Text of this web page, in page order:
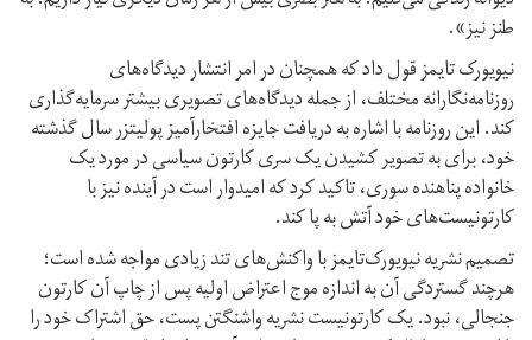
طنز نیز».
نیویورک تایمز قول داد که همچنان در امر انتشار دیدگاه‌های
روزنامه‌نگارانه مختلف، از جمله دیدگاه‌های تصویری بیشتر سرمایه‌گذاری
کند. این روزنامه با اشاره به دریافت جایزه افتخار‌آمیز پولیتزر سال گذشته
خود، برای به تصویر کشیدن یک سری کارتون سیاسی در مورد یک
خانواده پناهنده سوری، تاکید کرد که امیدوار است در آینده نیز با
کارتونیست‌های خود آتش به پا کند.
تصمیم نشریه نیویورک‌تایمز با واکنش‌های تند زیادی مواجه شده است؛
هرچند گستردگی آن به اندازه موج اعتراض اولیه پس از چاپ آن کارتون
جنجالی، نبود. یک کارتونیست نشریه واشنگتن پست، حق اشتراک خود را